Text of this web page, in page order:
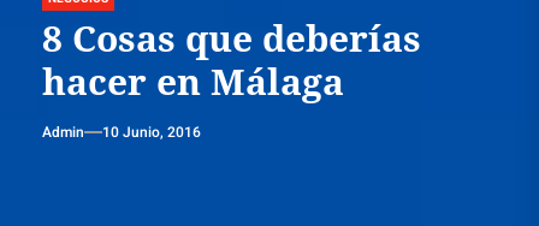
8 Cosas que deberías
hacer en Málaga
Admin 10 Junio, 2016